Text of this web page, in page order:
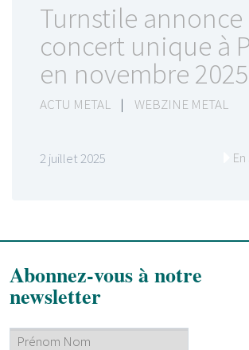
Turnstile annonce
concert unique à
en novembre 2025
ACTU METAL | WEBZINE METAL
2 juillet 2025
Abonnez-vous à notre
newsletter